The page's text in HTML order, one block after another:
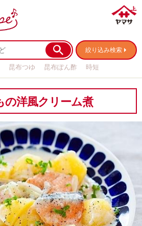
絞り込み検索
昆布つゆ 昆布ぽん酢
時短
洋風クリーム煮